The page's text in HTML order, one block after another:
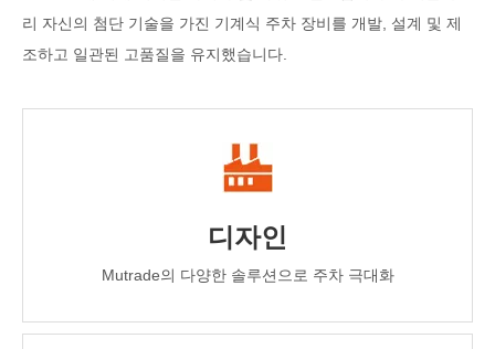
리 자신의 첨단 기술을 가진 기계식 주차 장비를 개발, 설계 및 제
조하고 일관된 고품질을 유지했습니다.
디자인
Mutrade의 다양한 솔루션으로 주차 극대화